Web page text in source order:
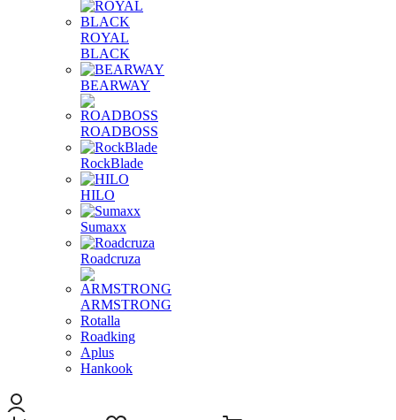
ROYAL
BLACK
BEARWAY
ROADBOSS
RockBlade
HILO
Sumaxx
Roadcruza
ARMSTRONG
Rotalla
Roadking
Aplus
Hankook